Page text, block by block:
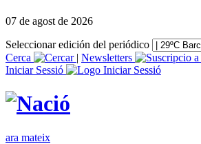
07 de agost de 2026
Seleccionar edición del periódico
Cerca
| Newsletters
Iniciar Sessió
ara mateix